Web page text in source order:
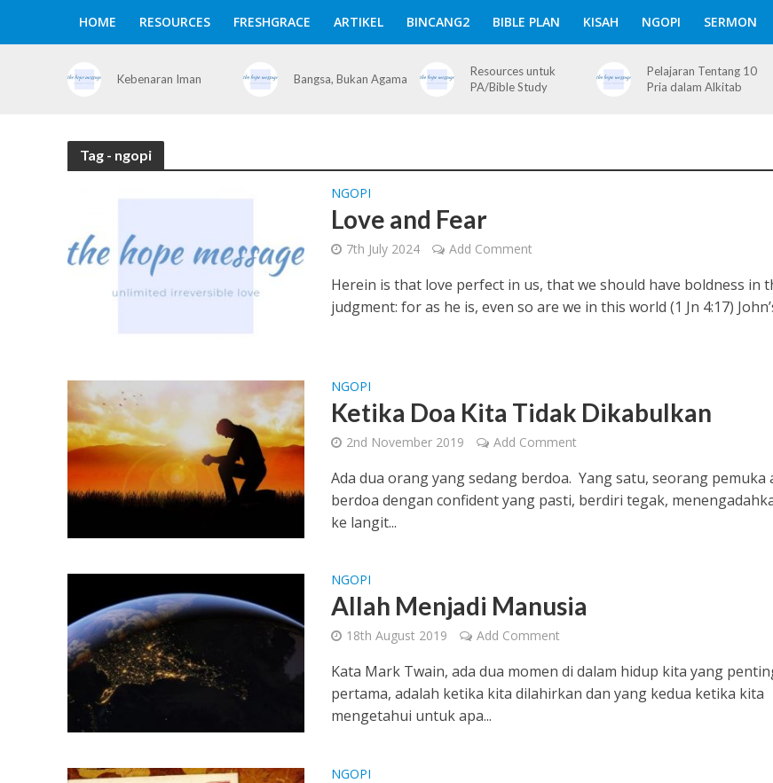
HOME RESOURCES FRESHGRACE ARTIKEL BINCANG2 BIBLE PLAN KISAH NGOPI SERMON
Kebenaran Iman Bangsa, Bukan Agama
Resources untuk
PA/Bible Study
Pelajaran Tentang 10
Pria dalam Alkitab
Tag - ngopi
NGOPI
Love and Fear
7th July 2024 Add Comment
Herein is that love perfect in us, that we should have boldness in
judgment: for as he is, even so are we in this world (1 Jn 4:17)
NGOPI
Ketika Doa Kita Tidak Dikabulkan
2nd November 2019 Add Comment
Ada dua orang yang sedang berdoa. Yang satu, seorang pemuka
berdoa dengan confident yang pasti, berdiri tegak,
ke langit...
NGOPI
Allah Menjadi Manusia
18th August 2019 Add Comment
Kata Mark Twain, ada dua momen di dalam hidup kita yang
pertama, adalah ketika kita dilahirkan dan yang kedua ketika kita
mengetahui untuk apa...
NGOPI